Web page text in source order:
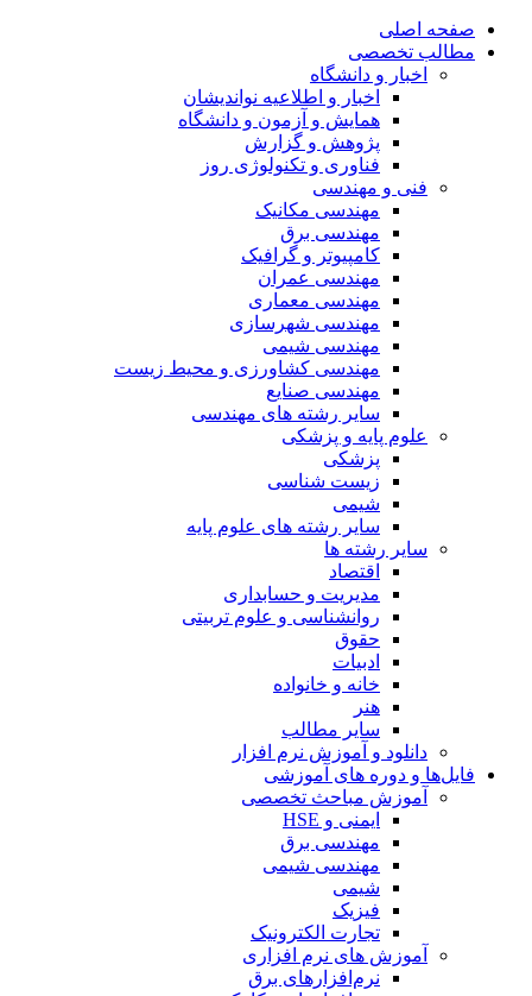
صفحه اصلی
مطالب تخصصی
اخبار و دانشگاه
اخبار و اطلاعیه نواندیشان
همایش و آزمون و دانشگاه
پژوهش و گزارش
فناوری و تکنولوژی روز
فنی و مهندسی
مهندسی مکانیک
مهندسی برق
کامپیوتر و گرافیک
مهندسی عمران
مهندسی معماری
مهندسی شهرسازی
مهندسی شیمی
مهندسی کشاورزی و محیط زیست
مهندسی صنایع
سایر رشته های مهندسی
علوم پایه و پزشکی
پزشکی
زیست شناسی
شیمی
سایر رشته های علوم پایه
سایر رشته ها
اقتصاد
مدیریت و حسابداری
روانشناسی و علوم تربیتی
حقوق
ادبیات
خانه و خانواده
هنر
سایر مطالب
دانلود و آموزش نرم افزار
فایل‌ها و دوره های آموزشی
آموزش مباحث تخصصی
ایمنی و HSE
مهندسی برق
مهندسی شیمی
شیمی
فیزیک
تجارت الکترونیک
آموزش های نرم افزاری
نرم‌افزارهای برق